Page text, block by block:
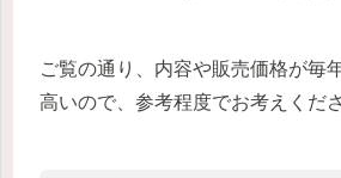
ご覧の通り、内容や販売価格が毎
高いので、参考程度でお考えくださ